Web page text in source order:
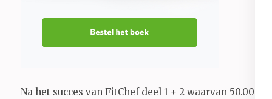
Na het succes van FitChef deel 1 + 2 waarvan 50.000+